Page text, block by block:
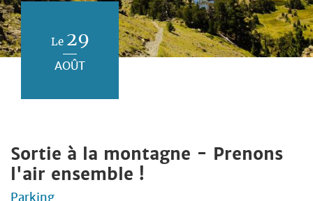
Le 29
AOÛT
Sortie à la montagne - Prenons
l'air ensemble !
Parking